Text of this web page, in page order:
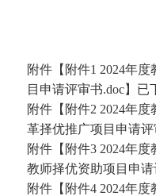
附件【 附件1 2024年
目申请评审书.doc】已
附件【 附件2 2024年
革择优推广项目申请评
附件【 附件3 2024年
教师择优资助项目申请
附件【 附件4 2024年